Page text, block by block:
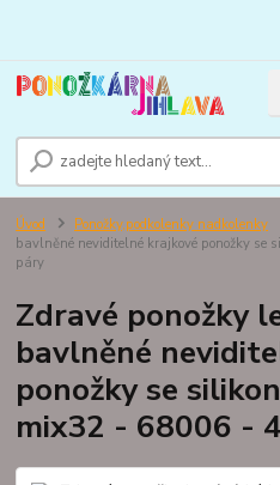
Úvod Ponožky,podkolenky nadkolenky
bavlněné neviditelné krajkové ponožky
páry
Zdravé ponožky
bavlněné
ponožky se
mix32 - 68006 -